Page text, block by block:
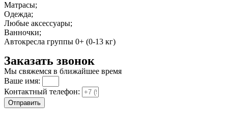
Матрасы;
Одежда;
Любые аксессуары;
Ванночки;
Автокресла группы 0+ (0-13 кг)
Заказать звонок
Мы свяжемся в ближайшее время
Ваше имя:
Контактный телефон:
Отправить